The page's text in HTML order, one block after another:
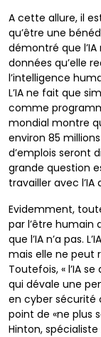
A cette allure, il
qu’être une
démontré que
données qu’elle
l’intelligence
L’IA ne fait que
comme
mondial montre
environ 85
d’emplois seront
grande question
travailler avec
Evidemment,
par l’être humain
que l’IA n’a pas.
mais elle ne peut
Toutefois, « l’IA
qui dévale une
en cyber sécurité
point de «ne plus
Hinton,